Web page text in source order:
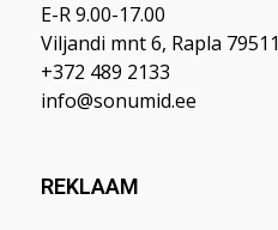
E-R 9.00-17.00
Viljandi mnt 6, Rapla 79511
+372 489 2133
info@sonumid.ee
REKLAAM